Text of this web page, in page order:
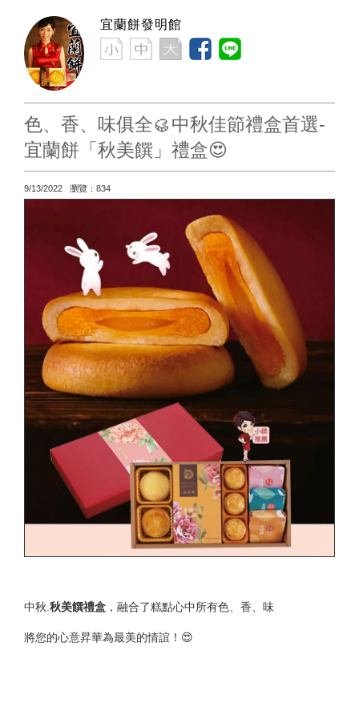
宜蘭餅發明館
色、香、味俱全🥮中秋佳節禮盒首選-
宜蘭餅「秋美饌」禮盒😍
9/13/2022 瀏覽：834
中秋. 秋美饌禮盒 ，融合了糕點心中所有色、香、味
將您的心意昇華為最美的情誼！😍